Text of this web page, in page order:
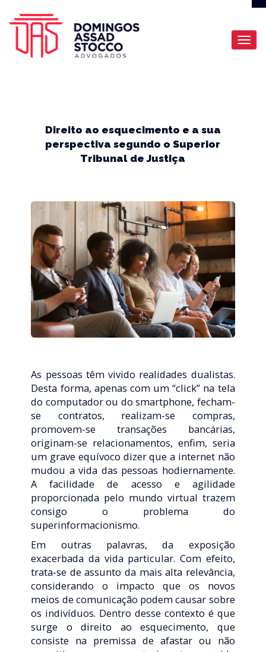
Direito ao esquecimento e a sua
perspectiva segundo o Superior
Tribunal de Justiça
As pessoas têm vivido realidades dualistas.
Desta forma, apenas com um “click” na tela
do computador ou do smartphone, fecham-
se contratos, realizam-se compras,
promovem-se transações bancárias,
originam-se relacionamentos, enfim, seria
um grave equívoco dizer que a internet não
mudou a vida das pessoas hodiernamente.
A facilidade de acesso e agilidade
proporcionada pelo mundo virtual trazem
consigo o problema do
superinformacionismo.
Em outras palavras, da exposição
exacerbada da vida particular. Com efeito,
trata-se de assunto da mais alta relevância,
considerando o impacto que os novos
meios de comunicação podem causar sobre
os indivíduos. Dentro desse contexto é que
surge o direito ao esquecimento, que
consiste na premissa de afastar ou não